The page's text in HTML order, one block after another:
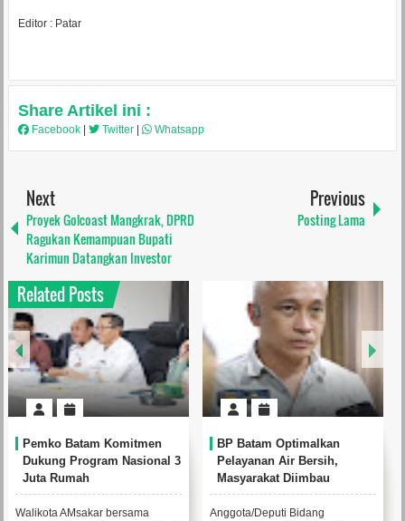
Editor : Patar
Share Artikel ini :
Facebook Twitter Whatsapp
Next
Proyek Golcoast Mangkrak, DPRD
Ragukan Kemampuan Bupati
Karimun Datangkan Investor
Previous
Posting Lama
Related Posts
Komitmen
Program Nasional 3
bersama
BP Batam Optimalkan
Pelayanan Air Bersih,
Masyarakat Diimbau
Gunakan Air Secara Bijak
Anggota/Deputi Bidang
Bambu